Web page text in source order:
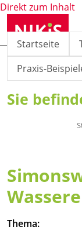
Direkt zum Inhalt
Startseite
Praxis-
Sie
Thema: